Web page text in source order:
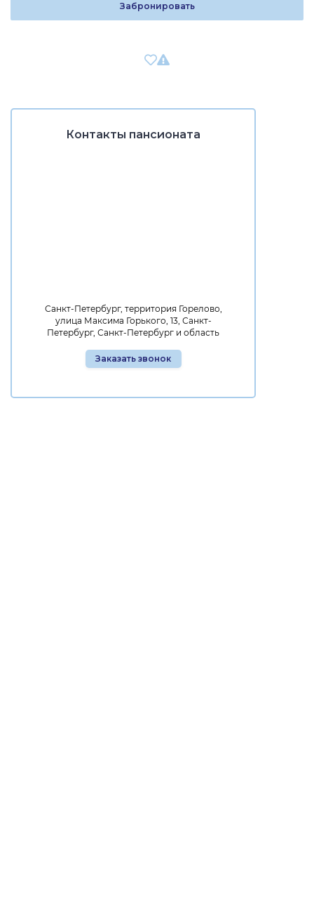
Забронировать
Контакты пансионата
Санкт-Петербург, территория Горелово,
улица Максима Горького, 13, Санкт-
Петербург, Санкт-Петербург и область
Заказать звонок